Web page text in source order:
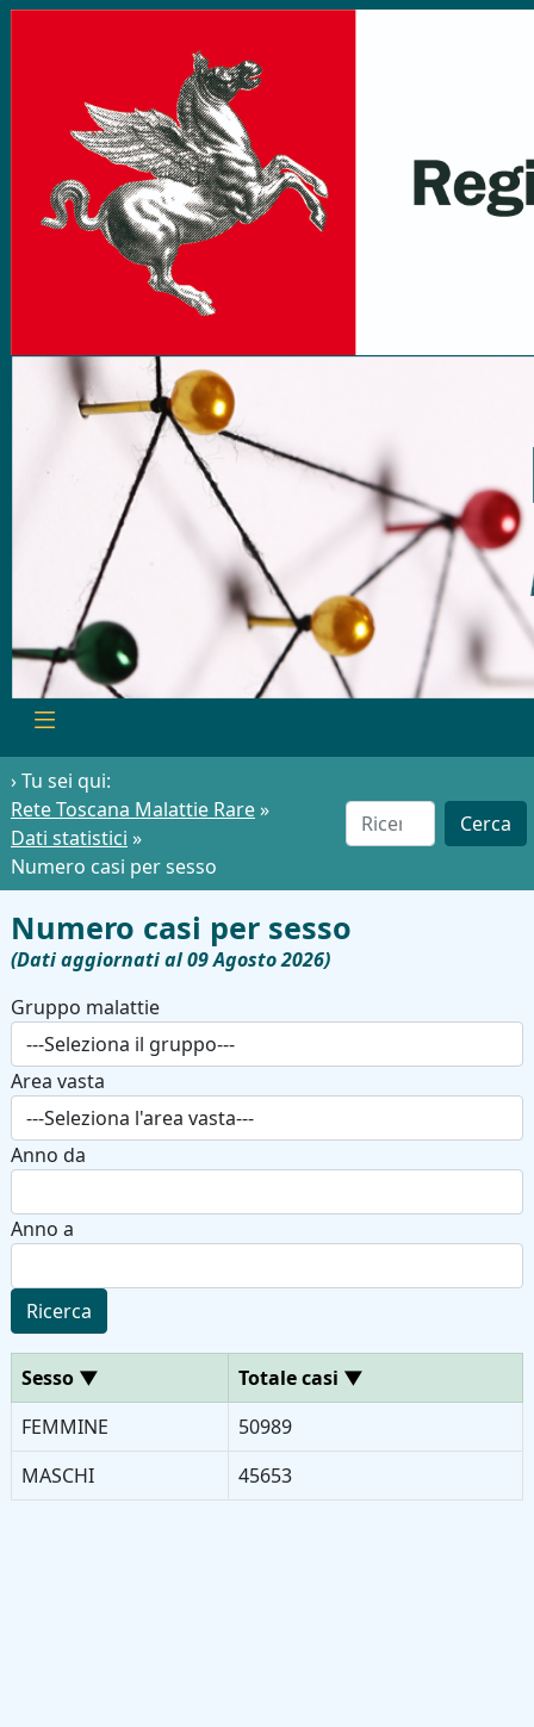
› Tu sei qui:
Rete Toscana Malattie Rare»
Dati statistici »
Numero casi per sesso
Cerca
Numero casi per sesso
(Dati aggiornati al 09 Agosto 2026)
Gruppo malattie
Area vasta
Anno da
Anno a
Ricerca
Sesso ▼ Totale casi ▼
FEMMINE
50989
MASCHI
45653